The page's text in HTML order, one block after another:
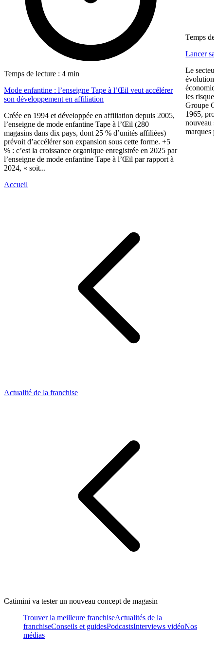
Temps de lecture : 4 min
Mode enfantine : l’enseigne Tape à l’Œil veut accélérer
son développement en affiliation
Créée en 1994 et développée en affiliation depuis 2005,
l’enseigne de mode enfantine Tape à l’Œil (280
magasins dans dix pays, dont 25 % d’unités affiliées)
prévoit d’accélérer son expansion sous cette forme. +5
% : c’est la croissance organique enregistrée en 2025 par
l’enseigne de mode enfantine Tape à l’Œil par rapport à
2024, « soit...
Temps de
Lancer sa
Le
évolution
les
Groupe
1965,
nouveau
marques
Accueil
Actualité de la franchise
Catimini va tester un nouveau concept de magasin
Trouver la meilleure franchiseActualités de la
franchiseConseils et guidesPodcastsInterviews vidéoNos
médias